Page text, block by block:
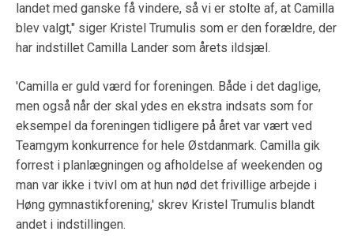
landet med ganske få vindere, så vi er stolte af, at Camilla
blev valgt," siger Kristel Trumulis som er den forældre, der
har indstillet Camilla Lander som årets ildsjæl.
'Camilla er guld værd for foreningen. Både i det daglige,
men også når der skal ydes en ekstra indsats som for
eksempel da foreningen tidligere på året var vært ved
Teamgym konkurrence for hele Østdanmark. Camilla gik
forrest i planlægningen og afholdelse af weekenden og
man var ikke i tvivl om at hun nød det frivillige arbejde i
Høng gymnastikforening,' skrev Kristel Trumulis blandt
andet i indstillingen.